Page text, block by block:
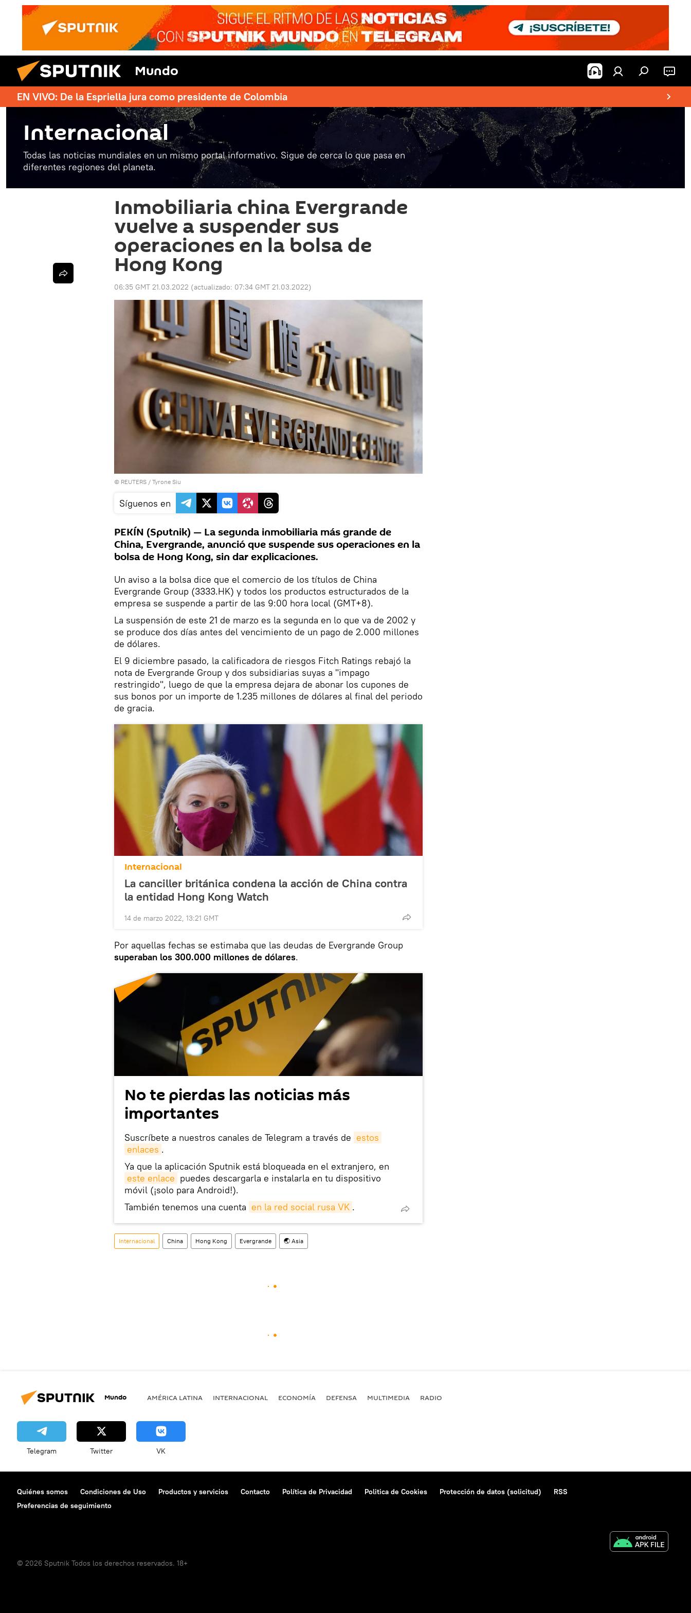
Mundo
EN VIVO: De la Espriella jura como presidente de Colombia
Internacional
Todas las noticias mundiales en un mismo portal informativo. Sigue de cerca lo que pasa en
diferentes regiones del planeta.
Inmobiliaria china Evergrande
vuelve a suspender sus
operaciones en la bolsa de
Hong Kong
06:35 GMT 21.03.2022 (actualizado: 07:34 GMT 21.03.2022)
© REUTERS / Tyrone Siu
Síguenos en
PEKÍN (Sputnik) — La segunda inmobiliaria más grande de
China, Evergrande, anunció que suspende sus operaciones en la
bolsa de Hong Kong, sin dar explicaciones.
Un aviso a la bolsa dice que el comercio de los títulos de China
Evergrande Group (3333.HK) y todos los productos estructurados de la
empresa se suspende a partir de las 9:00 hora local (GMT+8).
La suspensión de este 21 de marzo es la segunda en lo que va de 2002 y
se produce dos días antes del vencimiento de un pago de 2.000 millones
de dólares.
El 9 diciembre pasado, la calificadora de riesgos Fitch Ratings rebajó la
nota de Evergrande Group y dos subsidiarias suyas a "impago
restringido", luego de que la empresa dejara de abonar los cupones de
sus bonos por un importe de 1.235 millones de dólares al final del periodo
de gracia.
Internacional
La canciller británica condena la acción de China contra
la entidad Hong Kong Watch
14 de marzo 2022, 13:21 GMT
Por aquellas fechas se estimaba que las deudas de Evergrande Group
superaban los 300.000 millones de dólares.
No te pierdas las noticias más
importantes
Suscríbete a nuestros canales de Telegram a través de estos
enlaces .
Ya que la aplicación Sputnik está bloqueada en el extranjero, en
este enlace puedes descargarla e instalarla en tu dispositivo
móvil (¡solo para Android!).
También tenemos una cuenta en la red social rusa VK .
Internacional China Hong Kong Evergrande 🌏 Asia
Mundo AMÉRICA LATINA INTERNACIONAL ECONOMÍA DEFENSA MULTIMEDIA RADIO
Telegram Twitter VK
Quiénes somos Condiciones de Uso Productos y servicios Contacto Política de Privacidad Politica de Cookies Protección de datos (solicitud)
RSS
Preferencias de seguimiento
© 2026 Sputnik Todos los derechos reservados. 18+